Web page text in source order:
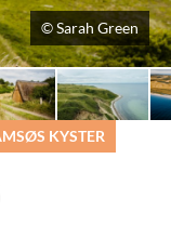
© Sarah Green
KYSTER